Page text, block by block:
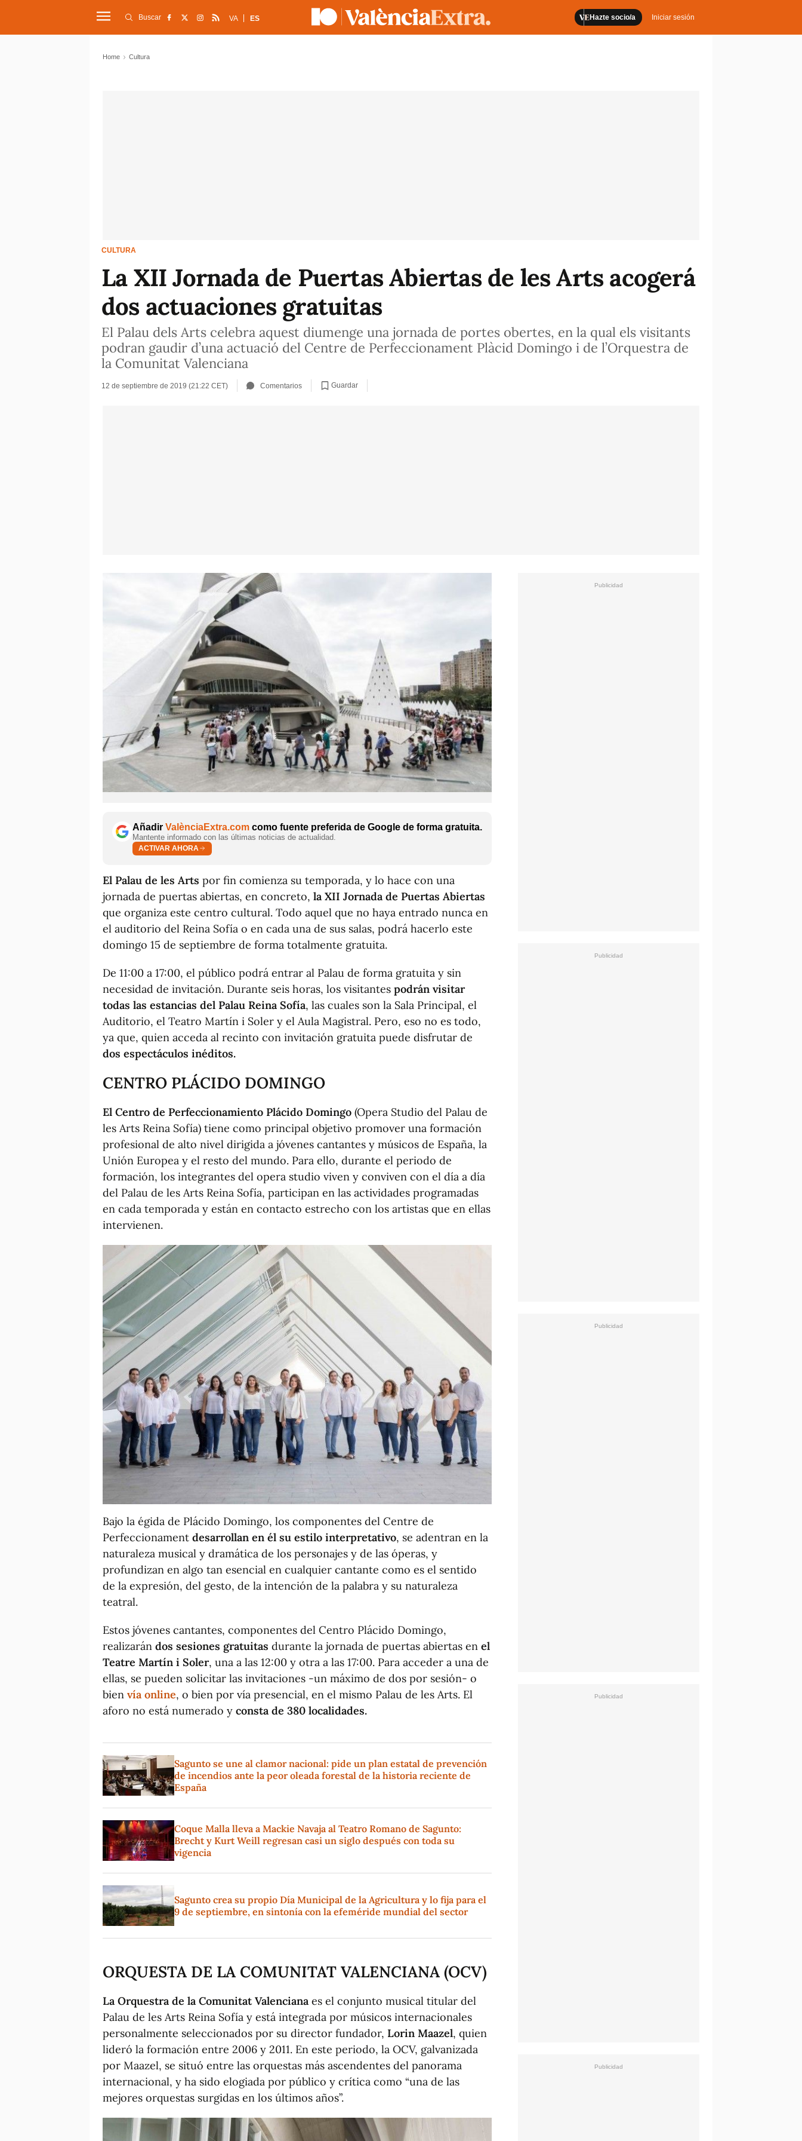
Hazte socio/a Iniciar sesión
Buscar VA ES
Home Cultura
CULTURA
La XII Jornada de Puertas Abiertas de les Arts acogerá
dos actuaciones gratuitas
El Palau dels Arts celebra aquest diumenge una jornada de portes obertes, en la qual els visitants
podran gaudir d’una actuació del Centre de Perfeccionament Plàcid Domingo i de l’Orquestra de
la Comunitat Valenciana
12 de septiembre de 2019 (21:22 CET) Comentarios Guardar
Añadir ValènciaExtra.com como fuente preferida de Google de forma gratuita.
Mantente informado con las últimas noticias de actualidad.
ACTIVAR AHORA
El Palau de les Arts por fin comienza su temporada, y lo hace con una
jornada de puertas abiertas, en concreto, la XII Jornada de Puertas Abiertas
que organiza este centro cultural. Todo aquel que no haya entrado nunca en
el auditorio del Reina Sofía o en cada una de sus salas, podrá hacerlo este
domingo 15 de septiembre de forma totalmente gratuita.
De 11:00 a 17:00, el público podrá entrar al Palau de forma gratuita y sin
necesidad de invitación. Durante seis horas, los visitantes podrán visitar
todas las estancias del Palau Reina Sofía, las cuales son la Sala Principal, el
Auditorio, el Teatro Martín i Soler y el Aula Magistral. Pero, eso no es todo,
ya que, quien acceda al recinto con invitación gratuita puede disfrutar de
dos espectáculos inéditos.
CENTRO PLÁCIDO DOMINGO
El Centro de Perfeccionamiento Plácido Domingo (Opera Studio del Palau de
les Arts Reina Sofía) tiene como principal objetivo promover una formación
profesional de alto nivel dirigida a jóvenes cantantes y músicos de España, la
Unión Europea y el resto del mundo. Para ello, durante el periodo de
formación, los integrantes del opera studio viven y conviven con el día a día
del Palau de les Arts Reina Sofía, participan en las actividades programadas
en cada temporada y están en contacto estrecho con los artistas que en ellas
intervienen.
Bajo la égida de Plácido Domingo, los componentes del Centre de
Perfeccionament desarrollan en él su estilo interpretativo, se adentran en la
naturaleza musical y dramática de los personajes y de las óperas, y
profundizan en algo tan esencial en cualquier cantante como es el sentido
de la expresión, del gesto, de la intención de la palabra y su naturaleza
teatral.
Estos jóvenes cantantes, componentes del Centro Plácido Domingo,
realizarán dos sesiones gratuitas durante la jornada de puertas abiertas en el
Teatre Martín i Soler, una a las 12:00 y otra a las 17:00. Para acceder a una de
ellas, se pueden solicitar las invitaciones -un máximo de dos por sesión- o
bien vía online, o bien por vía presencial, en el mismo Palau de les Arts. El
aforo no está numerado y consta de 380 localidades.
Sagunto se une al clamor nacional: pide un plan estatal de prevención
de incendios ante la peor oleada forestal de la historia reciente de
España
Coque Malla lleva a Mackie Navaja al Teatro Romano de Sagunto:
Brecht y Kurt Weill regresan casi un siglo después con toda su
vigencia
Sagunto crea su propio Día Municipal de la Agricultura y lo fija para el
9 de septiembre, en sintonía con la efeméride mundial del sector
ORQUESTA DE LA COMUNITAT VALENCIANA (OCV)
La Orquestra de la Comunitat Valenciana es el conjunto musical titular del
Palau de les Arts Reina Sofía y está integrada por músicos internacionales
personalmente seleccionados por su director fundador, Lorin Maazel, quien
lideró la formación entre 2006 y 2011. En este periodo, la OCV, galvanizada
por Maazel, se situó entre las orquestas más ascendentes del panorama
internacional, y ha sido elogiada por público y crítica como “una de las
mejores orquestas surgidas en los últimos años”.